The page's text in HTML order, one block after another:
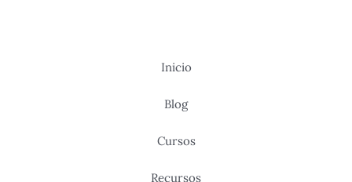
Inicio
Blog
Cursos
Recursos